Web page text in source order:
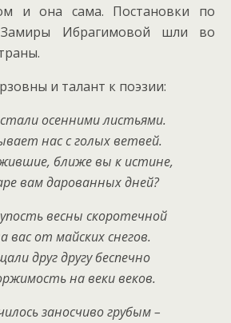
и она сама. Постановки по
Замиры Ибрагимовой шли во
и талант к поэзии:
осенними листьями.
нас с голых ветвей.
ближе вы к истине,
вам дарованных дней?
весны скоротечной
вас от майских снегов.
друг другу беспечно
на веки веков.
заносчиво грубым –